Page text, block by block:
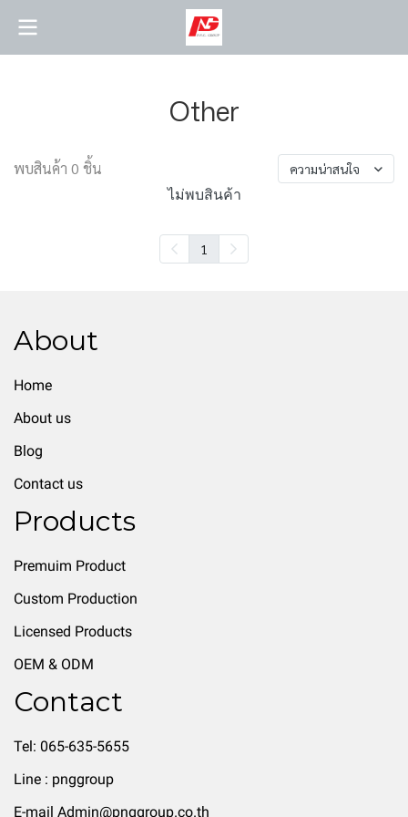
Other
พบสินค้า 0 ชิ้น ความน่าสนใจ
ไม่พบสินค้า
1
About
Home
About us
Blog
Contact us
Products
Premuim Product
Custom Production
Licensed Products
OEM & ODM
Contact
Tel: 065-635-5655
Line : pnggroup
E-mail Admin@pnggroup.co.th